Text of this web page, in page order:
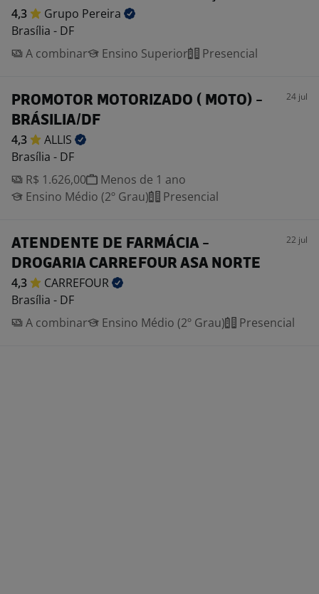
4,3 Grupo Pereira
Brasília - DF
A combinar
Ensino Superior Presencial
PROMOTOR MOTORIZADO ( MOTO) -
BRÁSILIA/DF
24 jul
4,3
ALLIS
Brasília - DF
R$ 1.626,00
Menos de 1 ano
Ensino Médio (2º Grau)
Presencial
ATENDENTE DE FARMÁCIA -
DROGARIA CARREFOUR ASA NORTE
22 jul
4,3
CARREFOUR
Brasília - DF
A combinar
Ensino Médio (2º Grau) Presencial